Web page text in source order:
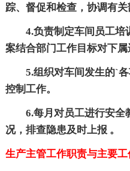
踪、督促和检查，协调有关
4.负责制定车间员工培
案结合部门工作目标对下属
5.组织对车间发生的`各
控制工作。
6.每月对员工进行安全
况，排查隐患及时上报 。
生产主管工作职责与主要工